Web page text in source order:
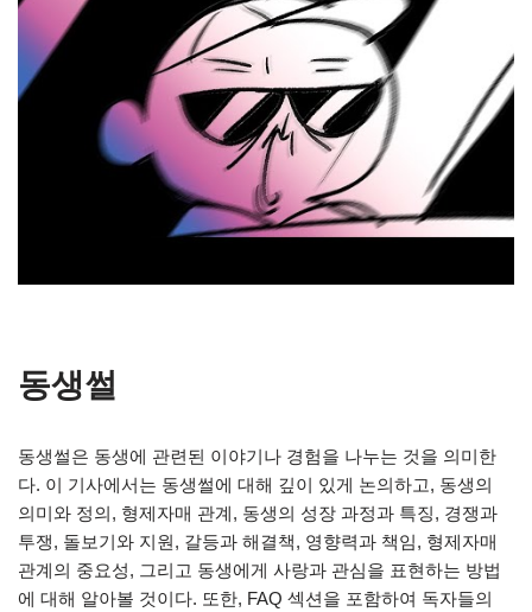
동생썰
동생썰은 동생에 관련된 이야기나 경험을 나누는 것을 의미한
다. 이 기사에서는 동생썰에 대해 깊이 있게 논의하고, 동생의
의미와 정의, 형제자매 관계, 동생의 성장 과정과 특징, 경쟁과
투쟁, 돌보기와 지원, 갈등과 해결책, 영향력과 책임, 형제자매
관계의 중요성, 그리고 동생에게 사랑과 관심을 표현하는 방법
에 대해 알아볼 것이다. 또한, FAQ 섹션을 포함하여 독자들의